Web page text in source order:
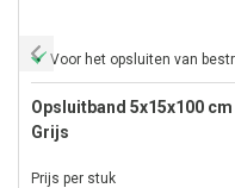
Opsluitband 5x15x100 cm
Grijs
Prijs per stuk